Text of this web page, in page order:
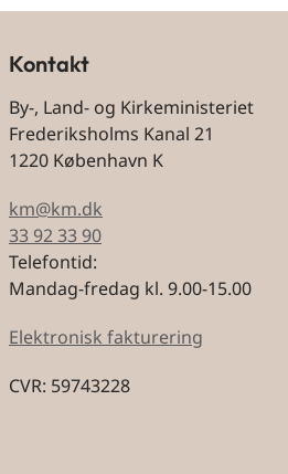
Kontakt
By-, Land- og Kirkeministeriet
Frederiksholms Kanal 21
1220 København K
km@km.dk
33 92 33 90
Telefontid:
Mandag-fredag kl. 9.00-15.00
Elektronisk fakturering
CVR: 59743228